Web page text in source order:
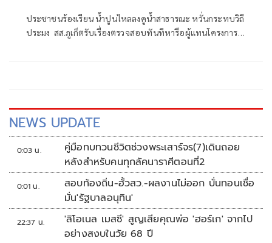
ประชาชนร้องเรียน น้ำปูนไหลลงคูน้ำสาธารณะ หวั่นกระทบวิถี
ประมง สส.ภูเก็ตรับเรื่องตรวจสอบทันทีหารือผู้แทนโครงการฯ
NEWS UPDATE
0:03 น.
คู่มือทบทวนชีวิตช่วงพระเสาร์จร(7)เดินถอย
หลังสำหรับคนทุกลัคนาราศีตอนที่2
0:01 น.
สอบท้องถิ่น-ฮั้วสว.-ผลงานไม่ออก บั่นทอนเชื่อ
มั่น'รัฐบาลอนุทิน'
22:37 น.
'ลิโอเนล เมสซี' สูญเสียคุณพ่อ 'ฮอร์เก' จากไป
อย่างสงบในวัย 68 ปี